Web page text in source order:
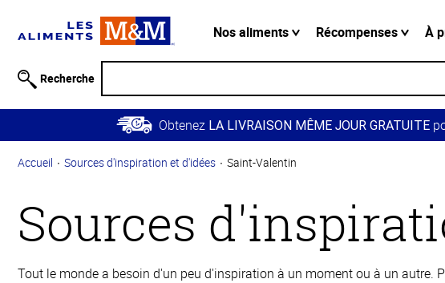
relative à
Passer
contenu
Retour à
Nos aliments Récompenses À
Recherche
Obtenez LA LIVRAISON MÊME JOUR GRATUITE
Accueil Sources d'inspiration et d'idées Saint-Valentin
Sources
Tout le monde a besoin d'un peu d'inspiration à un moment ou à un autre.